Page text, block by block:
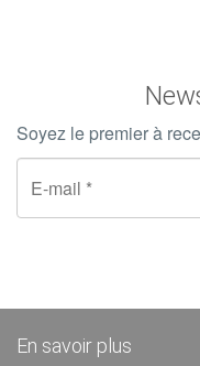
Soyez le premier à
En savoir plus